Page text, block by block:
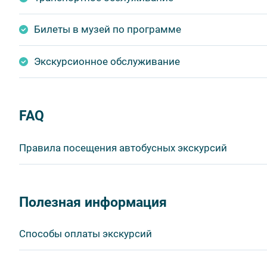
Билеты в музей по программе
Экскурсионное обслуживание
FAQ
Правила посещения автобусных экскурсий
быть изменено на более раннее или более позднее.
в ходе проведения экскурсий и туров. Поэтому,
соблюдение которых сделает ваш отдых приятным,
Полезная информация
Способы оплаты экскурсий